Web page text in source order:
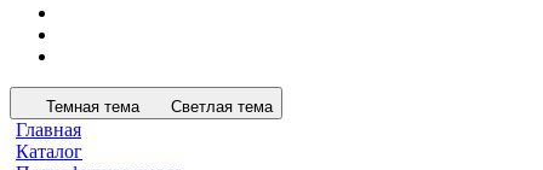
Темная тема Светлая тема
Главная
Каталог